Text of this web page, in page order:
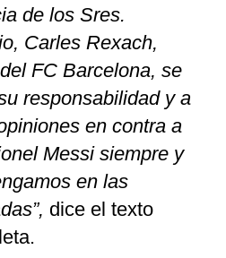
de los Sres.
Carles Rexach,
FC Barcelona, se
responsabilidad y a
en contra a
Messi siempre y
en las
dice el texto